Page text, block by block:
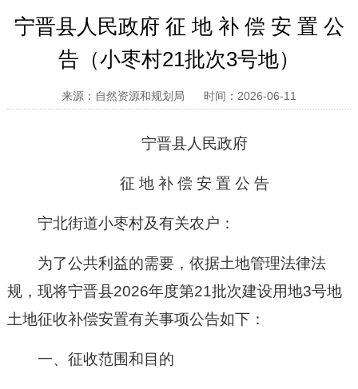
宁晋县人民政府 征 地 补 偿 安 置 公
告（小枣村21批次3号地）
来源：自然资源和规划局 时间：2026-06-11
宁晋县人民政府
征 地 补 偿 安 置 公 告
宁北街道小枣村及有关农户：
为了公共利益的需要，依据土地管理法律法
规，现将宁晋县2026年度第21批次建设用地3号地
土地征收补偿安置有关事项公告如下：
一、征收范围和目的